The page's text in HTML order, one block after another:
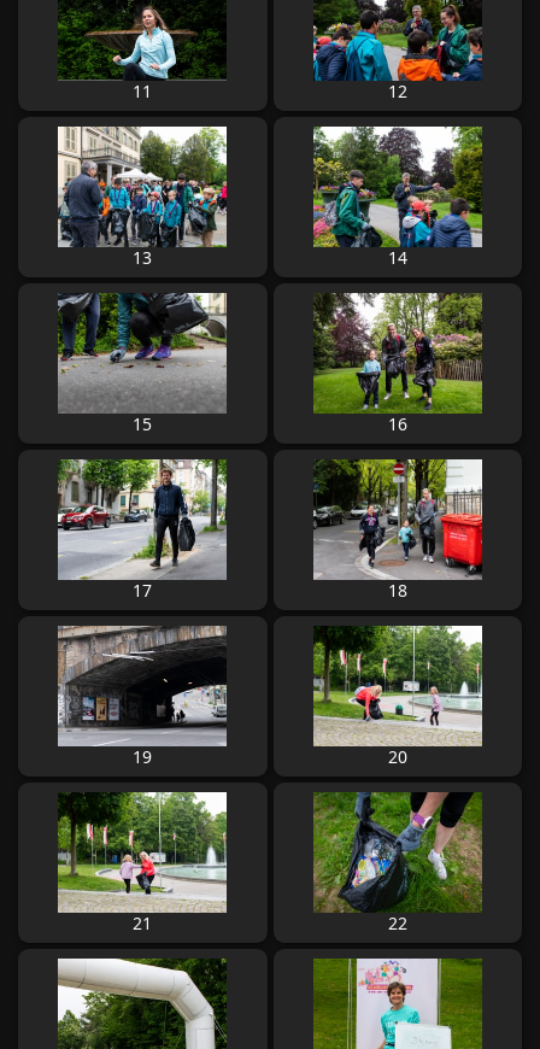
11 12
13 14
15 16
17 18
19 20
21 22